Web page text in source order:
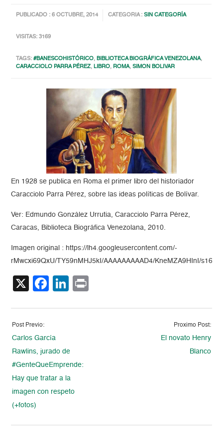
PUBLICADO : 6 OCTUBRE, 2014 CATEGORIA :SIN CATEGORÍA
VISITAS: 3169
TAGS:#BANESCOHISTÓRICO,BIBLIOTECA BIOGRÁFICA VENEZOLANA,
CARACCIOLO PARRA PÉREZ,LIBRO, ROMA,SIMON BOLIVAR
En 1928 se publica en Roma el primer libro del historiador
Caracciolo Parra Pérez, sobre las ideas políticas de Bolívar.
Ver: Edmundo González Urrutia, Caracciolo Parra Pérez,
Caracas, Biblioteca Biográfica Venezolana, 2010.
Imagen original : https://lh4.googleusercontent.com/-
rMwcxi69QxU/TY59nMHJ5kI/AAAAAAAAAD4/KneMZA9HInI/
X Facebook
LinkedIn
Post Previo:
Carlos García
Rawlins, jurado de
#GenteQueEmprende:
Hay que tratar a la
imagen con respeto
(+fotos)
Proximo Post:
El novato Henry
Blanco